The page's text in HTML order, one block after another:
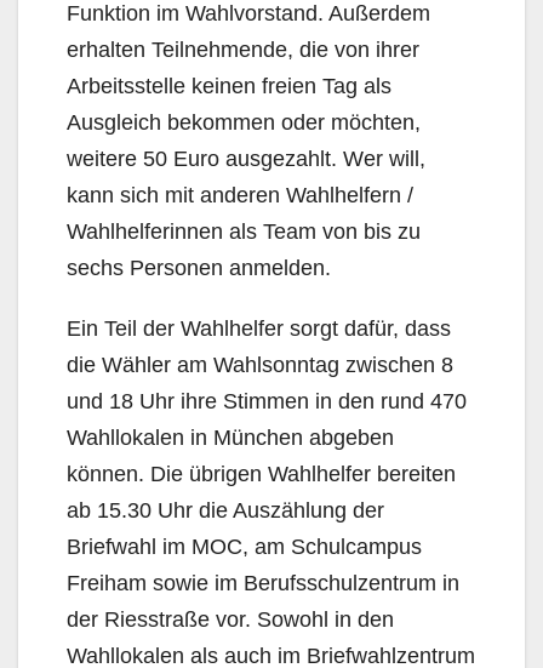
Funktion im Wahlvorstand. Außerdem
erhalten Teilnehmende, die von ihrer
Arbeitsstelle keinen freien Tag als
Ausgleich bekommen oder möchten,
weitere 50 Euro ausgezahlt. Wer will,
kann sich mit anderen Wahlhelfern /
Wahlhelferinnen als Team von bis zu
sechs Personen anmelden.
Ein Teil der Wahlhelfer sorgt dafür, dass
die Wähler am Wahlsonntag zwischen 8
und 18 Uhr ihre Stimmen in den rund 470
Wahllokalen in München abgeben
können. Die übrigen Wahlhelfer bereiten
ab 15.30 Uhr die Auszählung der
Briefwahl im MOC, am Schulcampus
Freiham sowie im Berufsschulzentrum in
der Riesstraße vor. Sowohl in den
Wahllokalen als auch im Briefwahlzentrum